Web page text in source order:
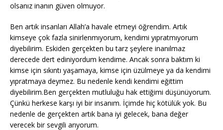
olsanız inanın güven olmuyor.
Ben artık insanları Allah’a havale etmeyi öğrendim. Artık
kimseye çok fazla sinirlenmıyorum, kendimi yıpratmıyorum
diyebilirim. Eskiden gerçekten bu tarz şeylere inanılmaz
derecede dert ediniyordum kendime. Ancak sonra baktım ki
kimse için sıkıntı yaşamaya, kimse için üzülmeye ya da kendimi
yıpratmaya deymez. Bu nedenle kendi kendimi eğittim
diyebilirim.Ben gerçekten mutluluğu hak ettiğimi düşünüyorum.
Çünkü herkese karşı iyi bir insanım. İçimde hiç kötülük yok. Bu
nedenle de gerçekten artık bana iyi gelecek, bana değer
verecek bir sevgili arıyorum.